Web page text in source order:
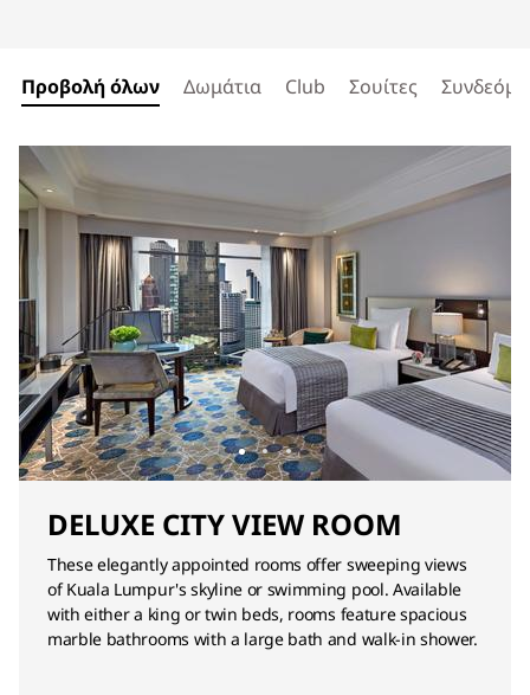
Προβολή όλων Δωμάτια Club Σουίτες
DELUXE CITY VIEW ROOM
These elegantly appointed rooms offer sweeping views
of Kuala Lumpur's skyline or swimming pool. Available
with either a king or twin beds, rooms feature spacious
marble bathrooms with a large bath and walk-in shower.